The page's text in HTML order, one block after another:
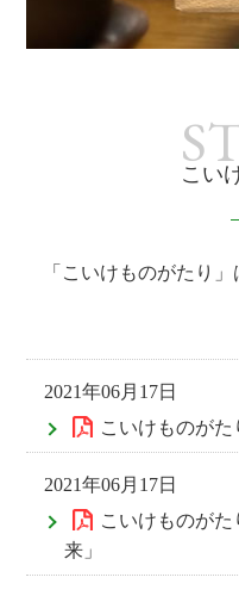
こい
「こいけものがたり
2021年06月17日
こいけものがた
2021年06月17日
こいけものが
来」